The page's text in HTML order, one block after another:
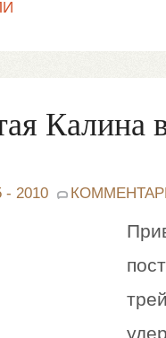
Калина
2010